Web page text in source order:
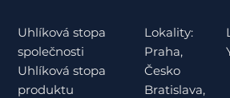
Uhlíková stopa
společnosti
Uhlíková stopa
produktu
Lokality:
Praha,
Česko
Bratislava,